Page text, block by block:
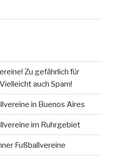
Zu gefährlich für
auch Spam!
in Buenos Aires
im Ruhrgebiet
Fußballvereine